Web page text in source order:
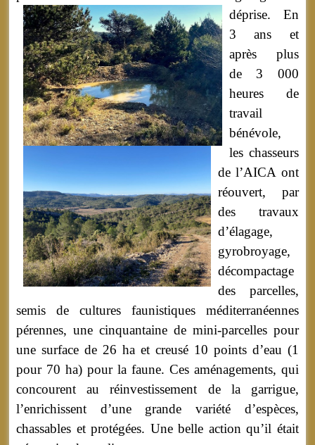
déprise. En
3 ans et
après plus
de 3 000
heures de
travail
bénévole,
les chasseurs
de l’AICA ont
réouvert, par
des travaux
d’élagage,
gyrobroyage,
décompactage
des parcelles,
semis de cultures faunistiques méditerranéennes
pérennes, une cinquantaine de mini-parcelles pour
une surface de 26 ha et creusé 10 points d’eau (1
pour 70 ha) pour la faune. Ces aménagements, qui
concourent au réinvestissement de la garrigue,
l’enrichissent d’une grande variété d’espèces,
chassables et protégées. Une belle action qu’il était